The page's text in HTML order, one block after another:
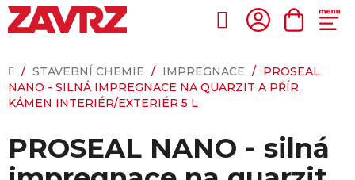
Přejít
na
Hledat
KOŠÍK
DOMŮ
/ STAVEBNÍ CHEMIE / IMPREGNACE / PROSEAL
NANO - SILNÁ IMPREGNACE NA QUARZIT A PŘÍR.
KÁMEN INTERIÉR/EXTERIÉR 5 L
PROSEAL NANO - silná